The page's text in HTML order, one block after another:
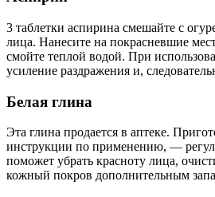
3 таблетки аспирина смешайте с
лица. Нанесите на покрасневшие
смойте теплой водой. При
усиление раздражения и,
Белая глина
Эта глина продается в аптеке.
инструкции по применению, —
поможет убрать красноту лица,
кожный покров дополнительным